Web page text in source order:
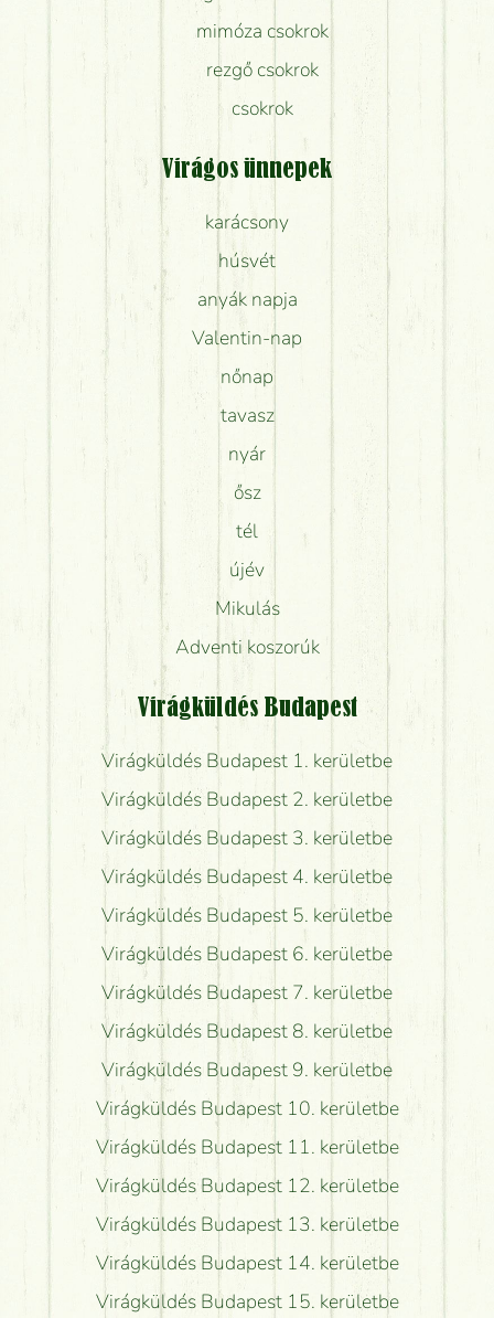
mimóza csokrok
rezgő csokrok
csokrok
Virágos ünnepek
karácsony
húsvét
anyák napja
Valentin-nap
nőnap
tavasz
nyár
ősz
tél
újév
Mikulás
Adventi koszorúk
Virágküldés Budapest
Virágküldés Budapest 1. kerületbe
Virágküldés Budapest 2. kerületbe
Virágküldés Budapest 3. kerületbe
Virágküldés Budapest 4. kerületbe
Virágküldés Budapest 5. kerületbe
Virágküldés Budapest 6. kerületbe
Virágküldés Budapest 7. kerületbe
Virágküldés Budapest 8. kerületbe
Virágküldés Budapest 9. kerületbe
Virágküldés Budapest 10. kerületbe
Virágküldés Budapest 11. kerületbe
Virágküldés Budapest 12. kerületbe
Virágküldés Budapest 13. kerületbe
Virágküldés Budapest 14. kerületbe
Virágküldés Budapest 15. kerületbe